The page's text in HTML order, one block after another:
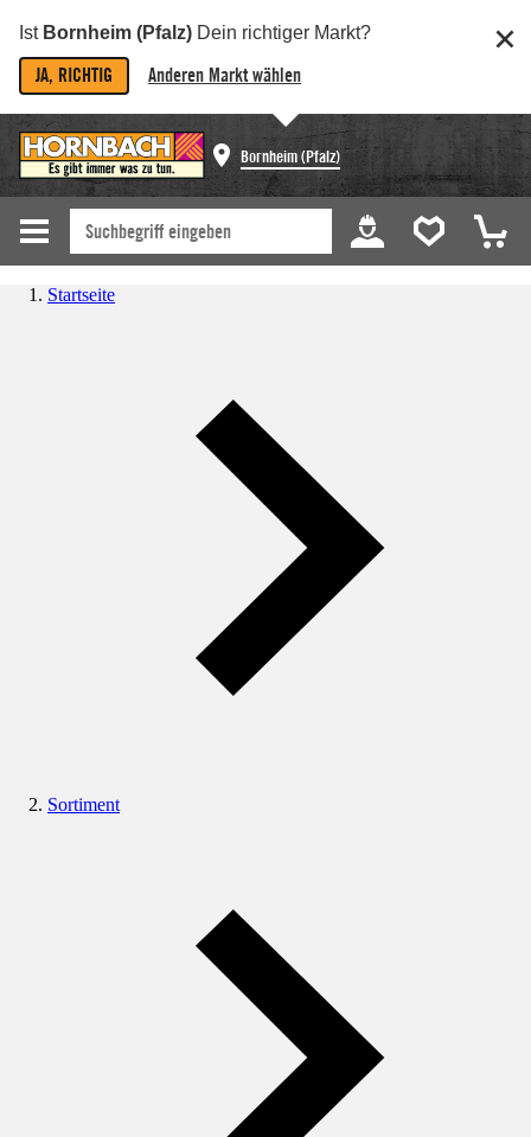
Ist Bornheim (Pfalz) Dein richtiger Markt?
JA, RICHTIG Anderen Markt wählen
Bornheim (Pfalz)
Startseite
Sortiment